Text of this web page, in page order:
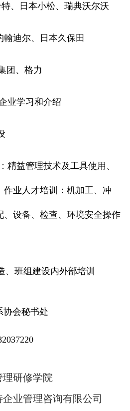
、日本小松、瑞典沃尔沃
迪尔、日本久保田
团、格力
业学习和介绍
精益管理技术及工具使用、
作业人才培训：机加工、冲
、设备、检查、环境安全操作
、班组建设内外部培训
会秘书处
理研修学院
业管理咨询有限公司